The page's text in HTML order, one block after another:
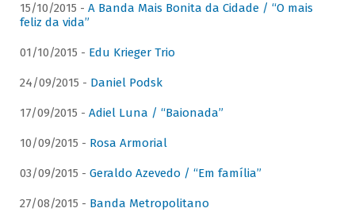
15/10/2015 - A Banda Mais Bonita da Cidade / “O mais
feliz da vida”
01/10/2015 - Edu Krieger Trio
24/09/2015 - Daniel Podsk
17/09/2015 - Adiel Luna / “Baionada”
10/09/2015 - Rosa Armorial
03/09/2015 - Geraldo Azevedo / “Em família”
27/08/2015 - Banda Metropolitano